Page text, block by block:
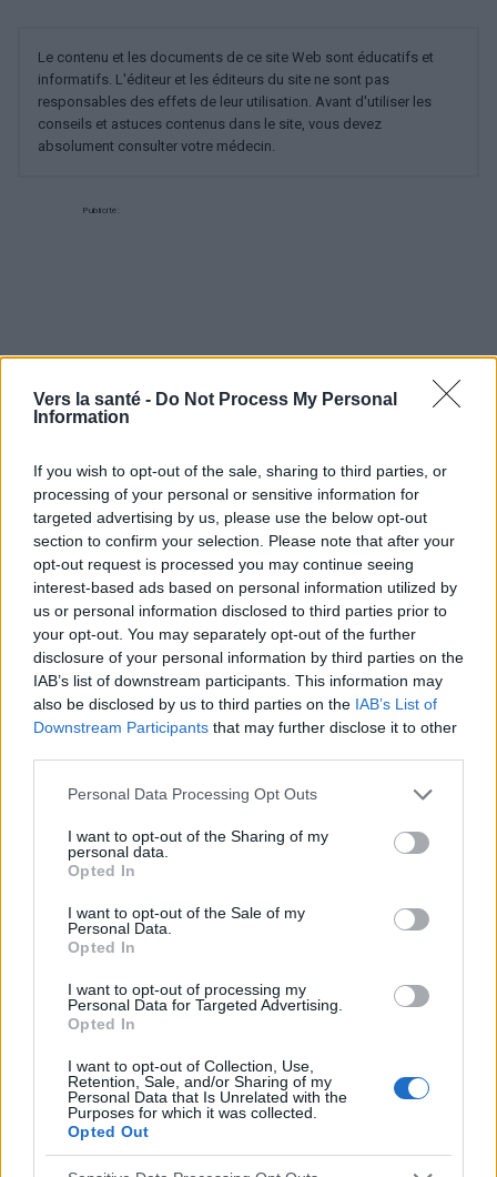
Vers la santé - Do Not Process My Personal
Information
If you wish to opt-out of the sale, sharing to third parties, or
processing of your personal or sensitive information for
targeted advertising by us, please use the below opt-out
section to confirm your selection. Please note that after your
opt-out request is processed you may continue seeing
interest-based ads based on personal information utilized by
us or personal information disclosed to third parties prior to
your opt-out. You may separately opt-out of the further
disclosure of your personal information by third parties on the
IAB’s list of downstream participants. This information may
also be disclosed by us to third parties on the IAB’s List of
Downstream Participants that may further disclose it to other
Please note that this website/app uses one or more Google
not limited to your visit or usage behaviour. You may click to
grant or deny consent to Google and its third-party tags to
use your data for below specified purposes in below Google
consent section.
Personal Data Processing Opt Outs
I want to opt-out of the Sharing of my
personal data.
Opted In
I want to opt-out of the Sale of my
Personal Data.
Opted In
I want to opt-out of processing my
Personal Data for Targeted Advertising.
Opted In
I want to opt-out of Collection, Use,
Retention, Sale, and/or Sharing of my
Personal Data that Is Unrelated with the
Purposes for which it was collected.
Opted Out
Le contenu et les documents de ce site Web sont éducatifs et
informatifs. L'éditeur et les éditeurs du site ne sont pas
responsables des effets de leur utilisation. Avant d'utiliser les
conseils et astuces contenus dans le site, vous devez
absolument consulter votre médecin.
Publicité:
NOUS RECOMMANDONS LES CONTENUS DE LA
CATÉGORIE TROUBLES MENTAUX